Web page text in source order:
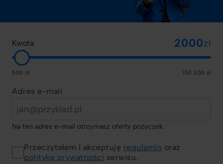
Kwota zł
500 zł 150 000 zł
Adres e-mail
Na ten adres e-mail otrzymasz oferty pożyczek.
Przeczytałem i akceptuję regulamin oraz
politykę prywatności serwisu.